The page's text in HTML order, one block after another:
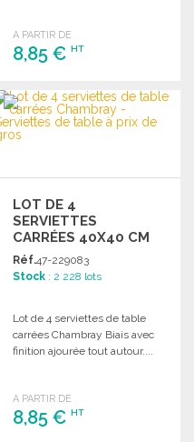
A PARTIR DE
8,85 €HT
COMMANDER
Demander un devis
LOT DE 4
SERVIETTES
CARRÉES 40X40 CM
OCRE
Réf.47-229083
Stock : 2 228 lots
Lot de 4 serviettes de table
carrées Chambray Biais avec
finition ajourée tout autour....
A PARTIR DE
8,85 €HT